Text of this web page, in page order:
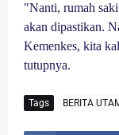
"Nanti, rumah
akan dipastikan.
Kemenkes, kita
tutupnya.
Tags BERITA